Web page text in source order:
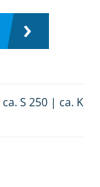
ca. S 250 | ca. K